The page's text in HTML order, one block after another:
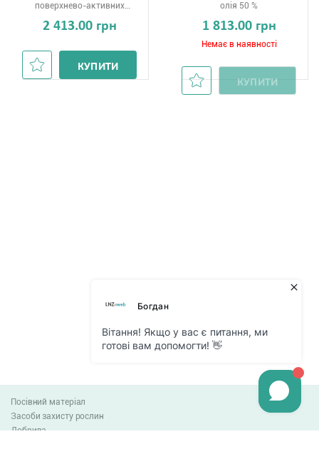
поверхнево-активних
речовин 60% р-н
2 413.00 грн
КУПИТИ
олія 50 %
1 813.00 грн
Немає в наявності
КУПИТИ
Посівний матеріал
Засоби захисту рослин
Добрива